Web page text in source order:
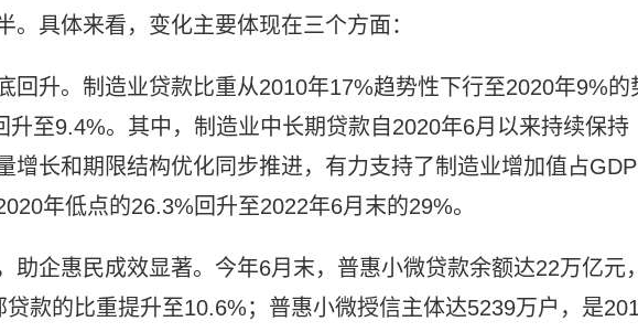
。具体来看，变化主要体现在三个方面：
回升。制造业贷款比重从2010年17%趋势性下行至2020年9%的
升至9.4%。其中，制造业中长期贷款自2020年6月以来持续保持
增长和期限结构优化同步推进，有力支持了制造业增加值占GDP
年低点的26.3%回升至2022年6月末的29%。
助企惠民成效显著。今年6月末，普惠小微贷款余额达22万亿元，
款的比重提升至10.6%；普惠小微授信主体达5239万户，是